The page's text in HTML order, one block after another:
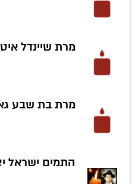
מרת שיינדל
מרת בת שבע
התמים ישראל